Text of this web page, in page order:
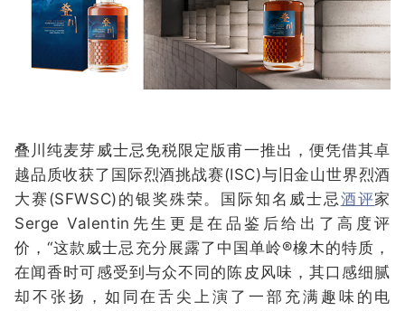
叠川纯麦芽威士忌免税限定版甫一推出，便凭借其卓
越品质收获了国际烈酒挑战赛(ISC)与旧金山世界烈酒
大赛(SFWSC)的银奖殊荣。国际知名威士忌酒评家
Serge Valentin先生更是在品鉴后给出了高度评
价，“这款威士忌充分展露了中国单岭®橡木的特质，
在闻香时可感受到与众不同的陈皮风味，其口感细腻
却不张扬，如同在舌尖上演了一部充满趣味的电